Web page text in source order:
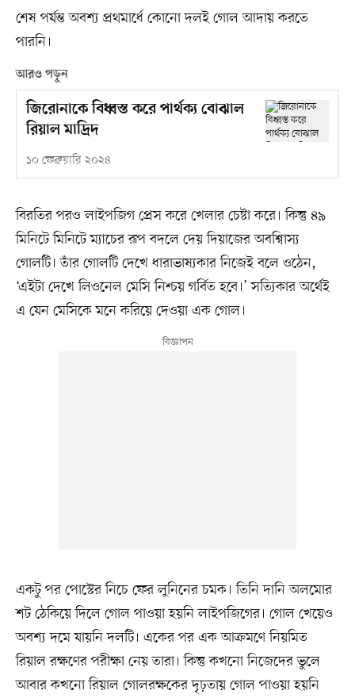
শেষ পর্যন্ত অবশ্য প্রথমার্ধে কোনো দলই গোল আদায় করতে
পারনি।
আরও পড়ুন
জিরোনাকে বিধ্বস্ত করে পার্থক্য বোঝাল
রিয়াল মাদ্রিদ
১০ ফেব্রুয়ারি ২০২৪
বিরতির পরও লাইপজিগ প্রেস করে খেলার চেষ্টা করে। কিন্তু ৪৯
মিনিটে মিনিটে ম্যাচের রূপ বদলে দেয় দিয়াজের অবশ্বিাস্য
গোলটি। তাঁর গোলটি দেখে ধারাভাষ্যকার নিজেই বলে ওঠেন,
‘এইটা দেখে লিওনেল মেসি নিশ্চয় গর্বিত হবে।’ সত্যিকার অর্থেই
এ যেন মেসিকে মনে করিয়ে দেওয়া এক গোল।
একটু পর পোস্টের নিচে ফের লুনিনের চমক। তিনি দানি অলমোর
শট ঠেকিয়ে দিলে গোল পাওয়া হয়নি লাইপজিগের। গোল খেয়েও
অবশ্য দমে যায়নি দলটি। একের পর এক আক্রমণে নিয়মিত
রিয়াল রক্ষণের পরীক্ষা নেয় তারা। কিন্তু কখনো নিজেদের ভুলে
আবার কখনো রিয়াল গোলরক্ষকের দৃঢ়তায় গোল পাওয়া হয়নি